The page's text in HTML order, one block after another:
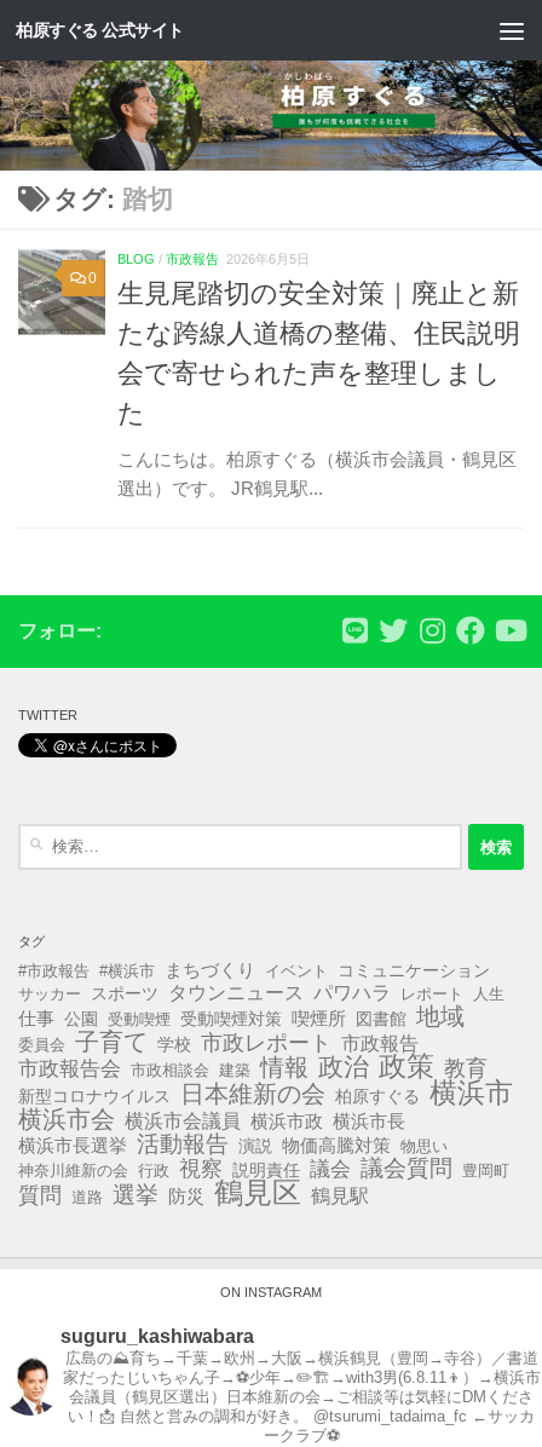
コンテンツへスキップ
柏原すぐる 公式サイト
タグ: 踏切
0
BLOG / 市政報告 2026年6月5日
生見尾踏切の安全対策｜廃止と新
たな跨線人道橋の整備、住民説明
会で寄せられた声を整理しまし
た
こんにちは。柏原すぐる（横浜市会議員・鶴見区
選出）です。 JR鶴見駅...
フォロー:
TWITTER
タグ
#市政報告 #横浜市 まちづくり イベント コミュニケーション
サッカー スポーツ タウンニュース パワハラ レポート 人生
仕事 公園 受動喫煙 受動喫煙対策 喫煙所 図書館 地域
委員会 子育て 学校 市政レポート 市政報告
市政報告会 市政相談会 建築 情報 政治 政策 教育
新型コロナウイルス 日本維新の会 柏原すぐる 横浜市
横浜市会 横浜市会議員 横浜市政 横浜市長
横浜市長選挙 活動報告 演説 物価高騰対策 物思い
神奈川維新の会 行政 視察 説明責任 議会 議会質問 豊岡町
質問 道路 選挙 防災 鶴見区 鶴見駅
ON INSTAGRAM
suguru_kashiwabara
広島の⛰育ち→千葉→欧州→大阪→横浜鶴見（豊岡→寺谷）／書道
家だったじいちゃん子→⚽️少年→✏️🏗→with3男(6.8.11👦）→横浜市
会議員（鶴見区選出）日本維新の会→ご相談等は気軽にDMくださ
い！📩 自然と営みの調和が好き。
@tsurumi_tadaima_fc ←サッカ
ークラブ⚽️